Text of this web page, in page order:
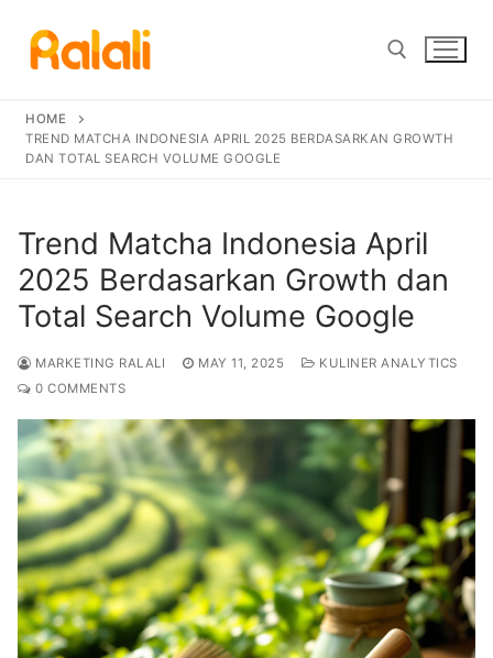
content
Search for:
HOME
TREND MATCHA INDONESIA APRIL 2025 BERDASARKAN GROWTH
DAN TOTAL SEARCH VOLUME GOOGLE
Trend Matcha Indonesia April
2025 Berdasarkan Growth dan
Total Search Volume Google
MARKETING RALALI MAY 11, 2025
KULINER ANALYTICS
0 COMMENTS